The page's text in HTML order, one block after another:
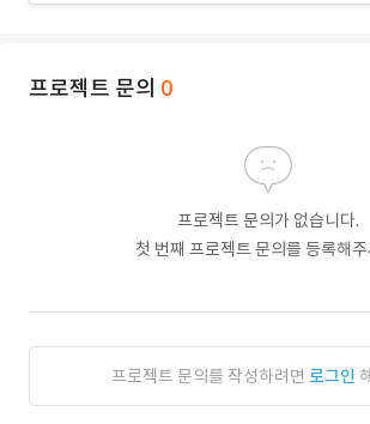
프로젝트 문의 0
프로젝트 문의가 없습니다.
첫 번째 프로젝트 문의를 등록해
프로젝트 문의를 작성하려면 로그인